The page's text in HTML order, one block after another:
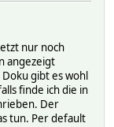
nur noch
angezeigt
gibt es wohl
finde ich die in
Der
tun. Per default